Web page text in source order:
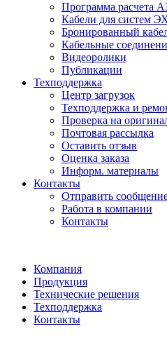
Программа расчета
Кабели для систем
Бронированный
Кабельные
Видеоролики
Публикации
Техподдержка
Центр загрузок
Техподдержка и
Проверка на
Почтовая рассылка
Оставить отзыв
Оценка заказа
Информ. материалы
Контакты
Отправить
Работа в компании
Контакты
Компания
Продукция
Технические решения
Техподдержка
Контакты